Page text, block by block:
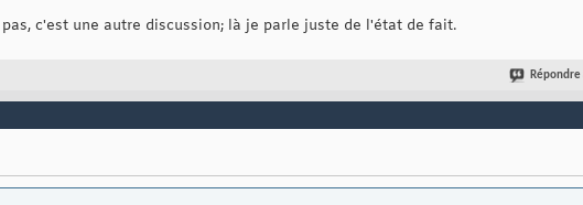
c'est une autre discussion; là je parle juste de l'état de fait.
Répondre